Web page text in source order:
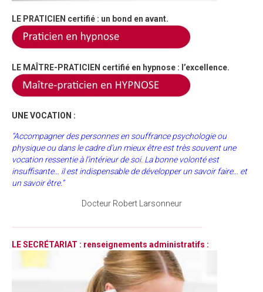
LE PRATICIEN certifié : un bond en avant.
LE MAÎTRE-PRATICIEN certifié en hypnose : l’excellence.
UNE VOCATION :
“Accompagner des personnes en souffrance psychologie ou
physique ou dans le cadre d’un mieux être est très souvent une
vocation ressentie à l’intérieur de soi. La bonne volonté est
insuffisante… il est indispensable de développer un savoir faire… et
un savoir être.”
Docteur Robert Larsonneur
LE SECRÉTARIAT : renseignements administratifs :